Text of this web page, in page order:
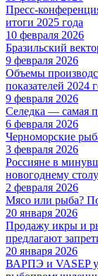
Пресс-
итоги 2025 года
10 февраля 2026
Бразильский
9 февраля 2026
Объемы
показателей 2024
9 февраля 2026
Селедка — самая
6 февраля 2026
Черноморские
3 февраля 2026
Россияне в
новогоднему столу
2 февраля 2026
Мясо или рыба?
20 января 2026
Продажу икры и
предлагают
20 января 2026
ВАРПЭ и VASEP